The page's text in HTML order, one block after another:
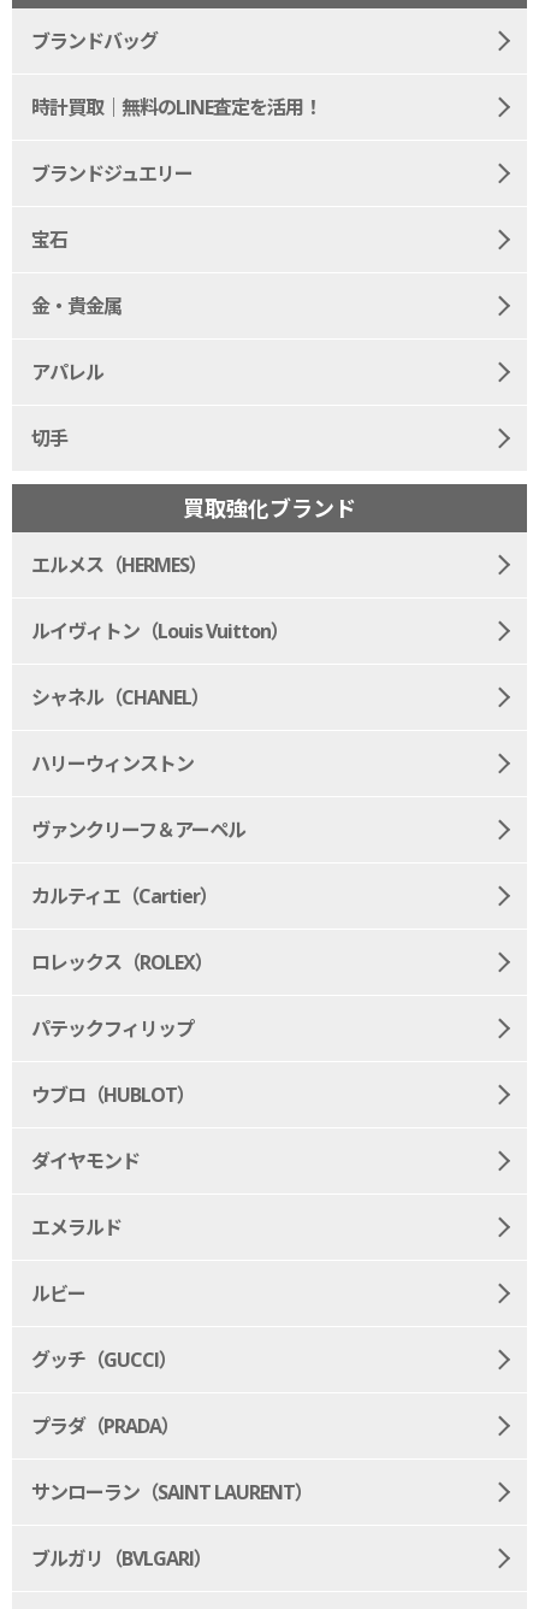
ブランドバッグ
時計買取｜無料のLINE査定を活用！
ブランドジュエリー
宝石
金・貴金属
アパレル
切手
買取強化ブランド
エルメス（HERMES）
ルイヴィトン（Louis Vuitton）
シャネル（CHANEL）
ハリーウィンストン
ヴァンクリーフ＆アーペル
カルティエ（Cartier）
ロレックス（ROLEX）
パテックフィリップ
ウブロ（HUBLOT）
ダイヤモンド
エメラルド
ルビー
グッチ（GUCCI）
プラダ（PRADA）
サンローラン（SAINT LAURENT）
ブルガリ（BVLGARI）